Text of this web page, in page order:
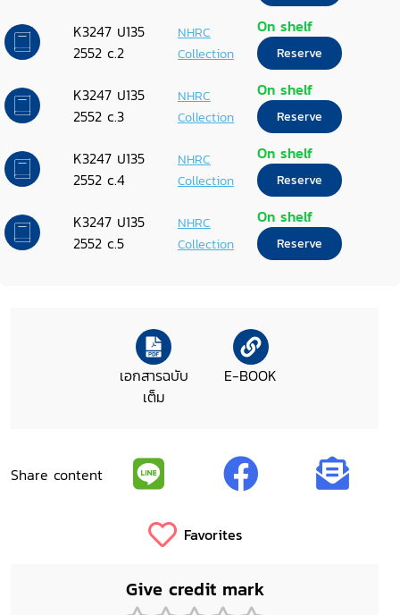
K3247 ป135
2552 c.2
NHRC
Collection
On shelf
Reserve
K3247 ป135
2552 c.3
NHRC
Collection
On shelf
Reserve
K3247 ป135
2552 c.4
NHRC
Collection
On shelf
Reserve
K3247 ป135
2552 c.5
NHRC
Collection
On shelf
Reserve
เอกสารฉบับ
เต็ม
E-BOOK
Share content
Favorites
Give credit mark